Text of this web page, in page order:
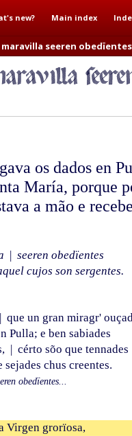
new? Main index
seeren
os dados en
María, porque
a mão e
| seeren obedïentes
cujos son sergentes.
| que un gran miragr'
Pulla; e ben sabiades
| cérto sõo que tennades
sejades chus creentes.
obedïentes...
Virgen grorïosa,